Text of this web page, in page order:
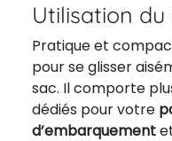
Utilisation
Pratique et
pour se glisser
sac. Il comporte
dédiés pour votre
d’embarquement